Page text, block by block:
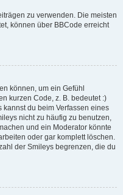
zu verwenden. Die meisten
können über BBCode erreicht
können, um ein Gefühl
kurzen Code, z. B. bedeutet :)
du beim Verfassen eines
nicht zu häufig zu benutzen,
und ein Moderator könnte
oder gar komplett löschen.
der Smileys begrenzen, die du